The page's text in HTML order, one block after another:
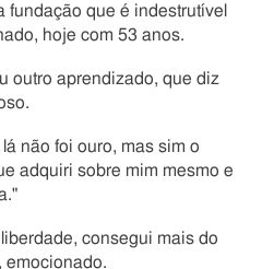
fundação que é indestrutível
hoje com 53 anos.
outro aprendizado, que diz
não foi ouro, mas sim o
adquiri sobre mim mesmo e
consegui mais do
emocionado.